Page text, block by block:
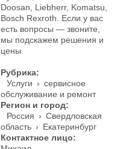
Doosan, Liebherr, Komatsu,
Bosch Rexroth. Если у вас
есть вопросы — звоните,
мы подскажем решения и
цены.
Рубрика:
Услуги › сервисное
обслуживание и ремонт
Регион и город:
Россия › Свердловская
область › Екатеринбург
Контактное лицо: